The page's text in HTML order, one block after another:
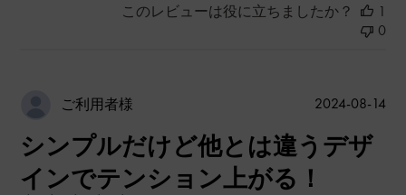
このレビューは役に立ちましたか？
1
0
ご利用者様
シンプルだけど他とは違うデザ
インでテンション上がる！
公
2024-08-14